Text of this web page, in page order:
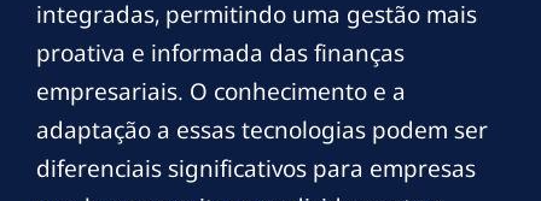
integradas, permitindo uma gestão mais
proativa e informada das finanças
empresariais. O conhecimento e a
adaptação a essas tecnologias podem ser
diferenciais significativos para empresas